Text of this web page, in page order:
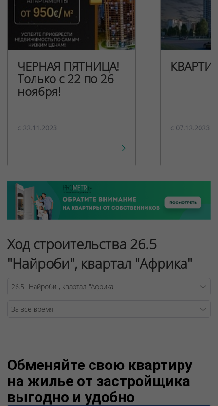
ЧЕРНАЯ ПЯТНИЦА!
Только с 22 по 26
ноября!
c 22.11.2023 c 07.12.2023
Ход строительства 26.5
"Найроби", квартал "Африка"
Обменяйте свою квартиру
на жилье от застройщика
выгодно и удобно